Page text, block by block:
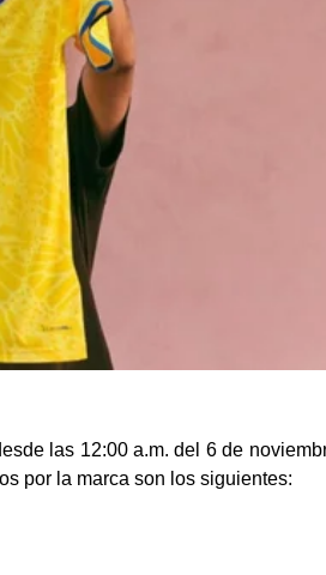
las 12:00 a.m. del 6 de
por la marca son los siguientes: